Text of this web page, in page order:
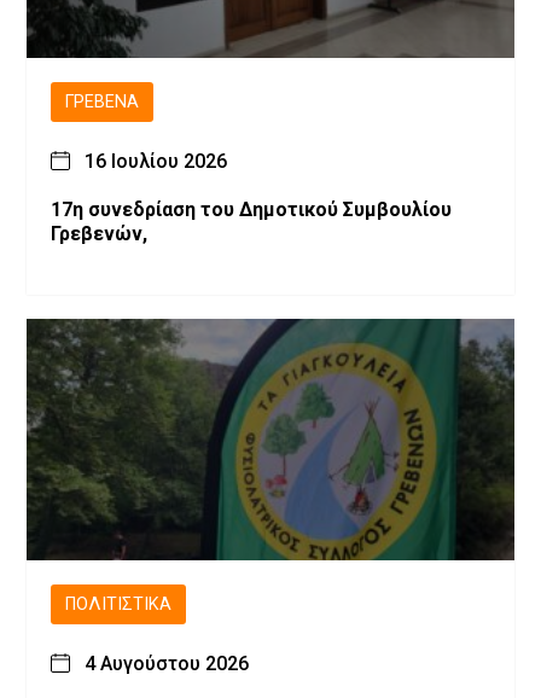
ΓΡΕΒΕΝΆ
16 Ιουλίου 2026
17η συνεδρίαση του Δημοτικού Συμβουλίου
Γρεβενών,
ΠΟΛΙΤΙΣΤΙΚΆ
4 Αυγούστου 2026